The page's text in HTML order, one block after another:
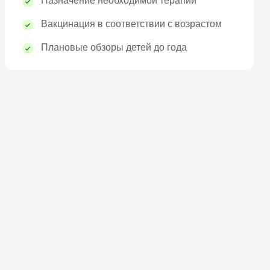
Вакцинация в соответствии с возрастом
Плановые обзоры детей до года